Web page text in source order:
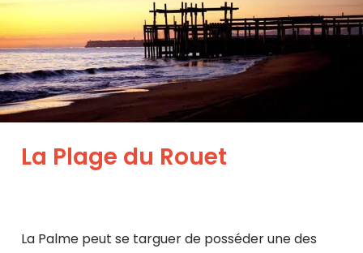
La Plage du Rouet
La Palme peut se targuer de posséder une des